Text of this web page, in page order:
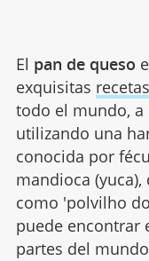
El pan de queso
exquisitas
todo el mundo, a
utilizando una
conocida por
mandioca (yuca),
como 'polvilho
puede encontrar
partes del